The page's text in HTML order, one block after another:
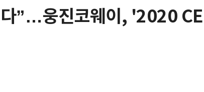
”…웅진코웨이, '2020